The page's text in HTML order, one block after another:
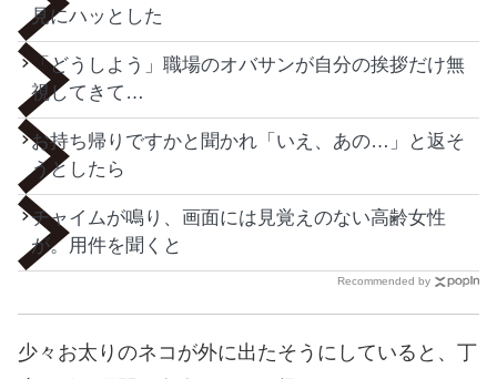
見にハッとした
「どうしよう」職場のオバサンが自分の挨拶だけ無
視してきて…
お持ち帰りですかと聞かれ「いえ、あの…」と返そ
うとしたら
チャイムが鳴り、画面には見覚えのない高齢女性
が。用件を聞くと
Recommended by
少々お太りのネコが外に出たそうにしていると、丁